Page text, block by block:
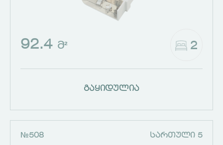
92.4 Მ² 2
გაყიდულია
№508 ᲡᲐᲠᲗᲣᲚᲘ 5